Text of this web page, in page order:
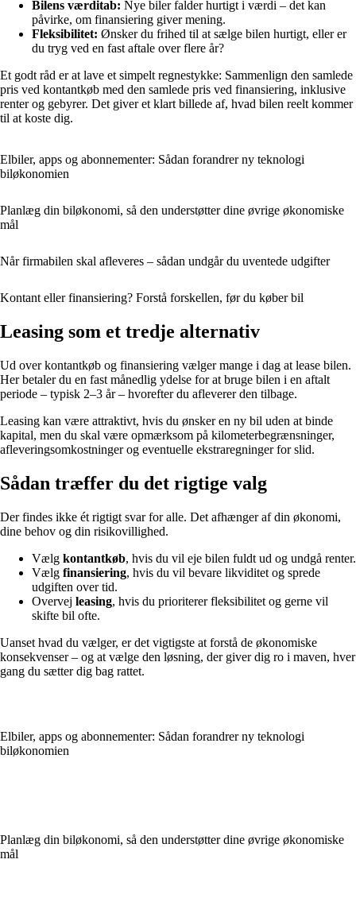
Bilens værditab: Nye biler falder hurtigt i værdi – det kan
påvirke, om finansiering giver mening.
Fleksibilitet: Ønsker du frihed til at sælge bilen hurtigt, eller er
du tryg ved en fast aftale over flere år?
Et godt råd er at lave et simpelt regnestykke: Sammenlign den samlede
pris ved kontantkøb med den samlede pris ved finansiering, inklusive
renter og gebyrer. Det giver et klart billede af, hvad bilen reelt kommer
til at koste dig.
Elbiler, apps og abonnementer: Sådan forandrer ny teknologi
biløkonomien
Planlæg din biløkonomi, så den understøtter dine øvrige økonomiske
mål
Når firmabilen skal afleveres – sådan undgår du uventede udgifter
Kontant eller finansiering? Forstå forskellen, før du køber bil
Leasing som et tredje alternativ
Ud over kontantkøb og finansiering vælger mange i dag at lease bilen.
Her betaler du en fast månedlig ydelse for at bruge bilen i en aftalt
periode – typisk 2–3 år – hvorefter du afleverer den tilbage.
Leasing kan være attraktivt, hvis du ønsker en ny bil uden at binde
kapital, men du skal være opmærksom på kilometerbegrænsninger,
afleveringsomkostninger og eventuelle ekstraregninger for slid.
Sådan træffer du det rigtige valg
Der findes ikke ét rigtigt svar for alle. Det afhænger af din økonomi,
dine behov og din risikovillighed.
Vælg kontantkøb, hvis du vil eje bilen fuldt ud og undgå renter.
Vælg finansiering, hvis du vil bevare likviditet og sprede
udgiften over tid.
Overvej leasing, hvis du prioriterer fleksibilitet og gerne vil
skifte bil ofte.
Uanset hvad du vælger, er det vigtigste at forstå de økonomiske
konsekvenser – og at vælge den løsning, der giver dig ro i maven, hver
gang du sætter dig bag rattet.
Elbiler, apps og abonnementer: Sådan forandrer ny teknologi
biløkonomien
Planlæg din biløkonomi, så den understøtter dine øvrige økonomiske
mål